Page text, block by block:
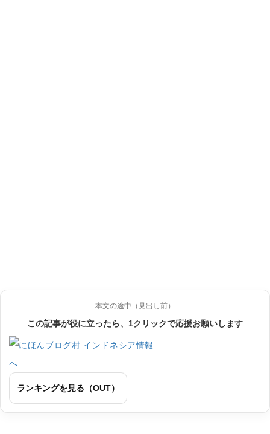
本文の途中（見出し前）
この記事が役に立ったら、1クリックで応援お願いします
ランキングを見る（OUT）